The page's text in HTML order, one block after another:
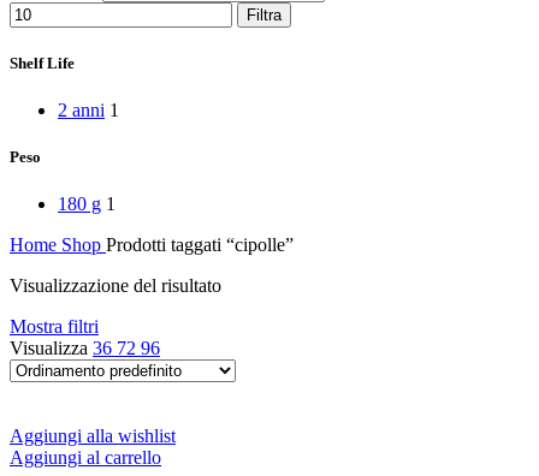
Rafano
Semi
Sott’oli e conserve
Sughi pronti e passate
Vari
Filtra
Shelf Life
2 anni 1
Peso
180 g 1
Home Shop Prodotti taggati “cipolle”
Visualizzazione del risultato
Mostra filtri
Visualizza 36 72 96
Aggiungi alla wishlist
Aggiungi al carrello